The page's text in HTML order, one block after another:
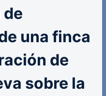
una finca
de
sobre la